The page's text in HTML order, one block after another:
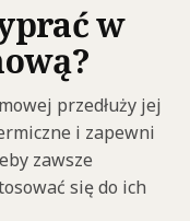
w
przedłuży jej
i zapewni
zawsze
się do ich